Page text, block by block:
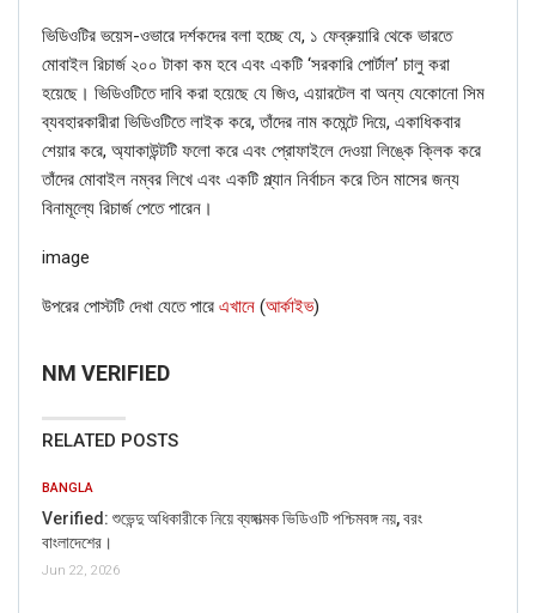
ভিডিওটির ভয়েস-ওভারে দর্শকদের বলা হচ্ছে যে, ১ ফেব্রুয়ারি থেকে ভারতে
মোবাইল রিচার্জ ২০০ টাকা কম হবে এবং একটি ‘‌সরকারি পোর্টাল’‌ চালু করা
হয়েছে। ভিডিওটিতে দাবি করা হয়েছে যে জিও, এয়ারটেল বা অন্য যেকোনো সিম
ব্যবহারকারীরা ভিডিওটিতে লাইক করে, তাঁদের নাম কমেন্টে দিয়ে, একাধিকবার
শেয়ার করে, অ্যাকাউন্টটি ফলো করে এবং প্রোফাইলে দেওয়া লিঙ্কে ক্লিক করে
তাঁদের মোবাইল নম্বর লিখে এবং একটি প্ল্যান নির্বাচন করে তিন মাসের জন্য
বিনামূল্যে রিচার্জ পেতে পারেন।
image
উপরের পোস্টটি দেখা যেতে পারে এখানে (আর্কাইভ)
NM VERIFIED
RELATED POSTS
BANGLA
Verified: শুভেন্দু অধিকারীকে নিয়ে ব্যঙ্গাত্মক ভিডিওটি পশ্চিমবঙ্গ নয়, বরং
বাংলাদেশের।
Jun 22, 2026